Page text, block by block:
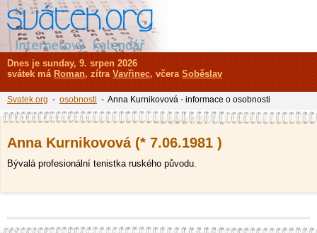
Anna Kurnikovová (* 7.06.1981 )
Bývalá profesionální tenistka ruského původu.
Dnes je sunday, 9. srpen 2026
svátek má Roman, zítra Vavřinec, včera Soběslav
Svatek.org - osobnosti - Anna Kurnikovová - informace o osobnosti